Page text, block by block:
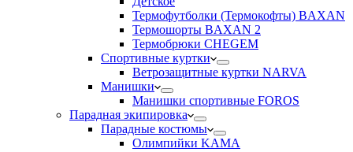
Термофутболки (Термокофты) BAXAN
Термошорты BAXAN 2
Термобрюки CHEGEM
Спортивные куртки
Ветрозащитные куртки NARVA
Манишки
Манишки спортивные FOROS
Парадная экипировка
Парадные костюмы
Олимпийки KAMA